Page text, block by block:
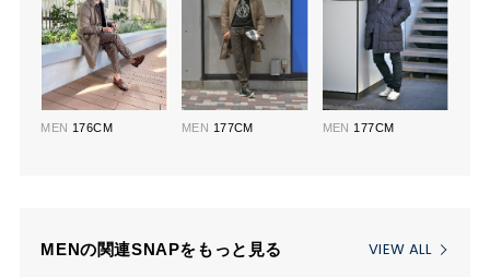
MEN 176CM MEN 177CM MEN 177CM
MENの関連SNAPをもっと見る VIEW ALL